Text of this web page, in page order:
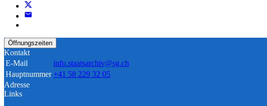
Öffnungszeiten
Kontakt
E-Mail
info.staatsarchiv@sg.ch
Hauptnummer +41 58 229 32 05
Adresse
Links